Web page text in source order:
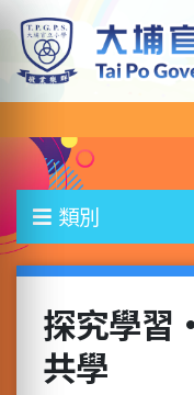
類別
探究學
共學